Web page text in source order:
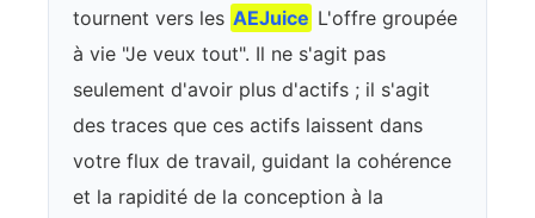
tournent vers les AEJuice L'offre groupée
à vie "Je veux tout". Il ne s'agit pas
seulement d'avoir plus d'actifs ; il s'agit
des traces que ces actifs laissent dans
votre flux de travail, guidant la cohérence
et la rapidité de la conception à la